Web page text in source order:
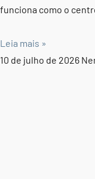
funciona como o
Leia mais »
10 de julho de 2026